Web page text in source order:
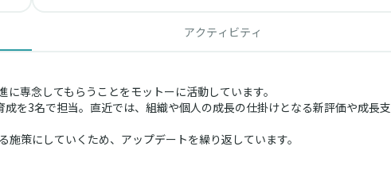
アクティビティ
専念してもらうことをモットーに活動しています。
を3名で担当。直近では、組織や個人の成長の仕掛けとなる新評価や成長支
策にしていくため、アップデートを繰り返しています。